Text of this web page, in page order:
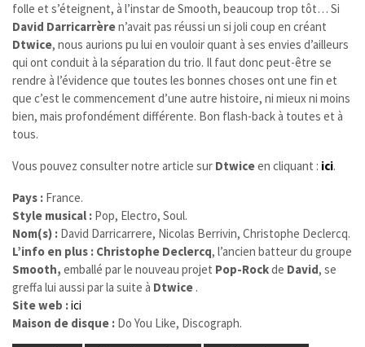
folle et s’éteignent, à l’instar de Smooth, beaucoup trop tôt… Si
David Darricarrèren’avait pas réussi un si joli coup en créant
Dtwice, nous aurions pu lui en vouloir quant à ses envies d’ailleurs
qui ont conduit à la séparation du trio. Il faut donc peut-être se
rendre à l’évidence que toutes les bonnes choses ont une fin et
que c’est le commencement d’une autre histoire, ni mieux ni moins
bien, mais profondément différente. Bon flash-back à toutes et à
tous.
Vous pouvez consulter notre article sur Dtwiceen cliquant : ici.
Pays : France.
Style musical : Pop, Electro, Soul.
Nom(s) : David Darricarrere, Nicolas Berrivin, Christophe Declercq.
L’info en plus : Christophe Declercq, l’ancien batteur du groupe
Smooth, emballé par le nouveau projet Pop-Rockde David, se
greffa lui aussi par la suite à Dtwice .
Site web :ici
Maison de disque : Do You Like, Discograph.